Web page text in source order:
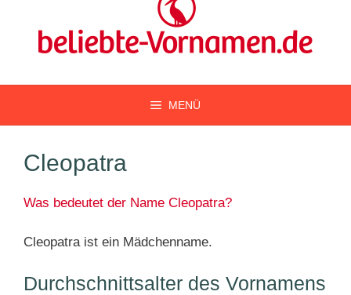
MENÜ
Cleopatra
Was bedeutet der Name Cleopatra?
Cleopatra ist ein Mädchenname.
Durchschnittsalter des Vornamens